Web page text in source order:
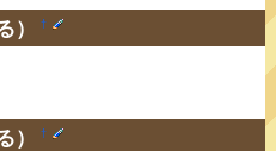
） †
） †